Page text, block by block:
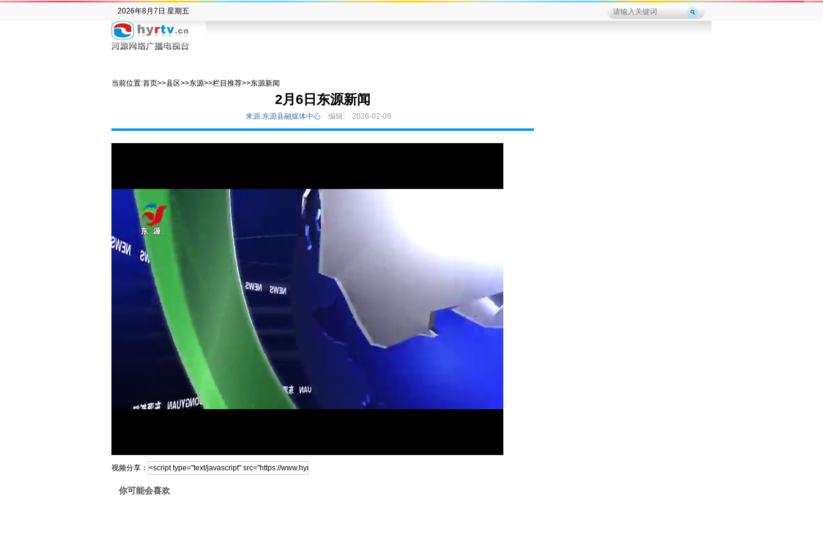
2026年8月7日 星期五
当前位置:首页>>县区>>东源>>栏目推荐>>东源新闻
2月6日东源新闻
来源:东源县融媒体中心 编辑: 2026-02-09
视频分享：
你可能会喜欢